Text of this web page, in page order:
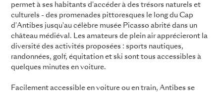
permet à ses habitants d'accéder à des trésors naturels et
culturels - des promenades pittoresques le long du Cap
d'Antibes jusqu'au célèbre musée Picasso abrité dans un
château médiéval. Les amateurs de plein air apprécieront la
diversité des activités proposées : sports nautiques,
randonnées, golf, équitation et ski sont tous accessibles à
quelques minutes en voiture.
Facilement accessible en voiture ou en train, Antibes se